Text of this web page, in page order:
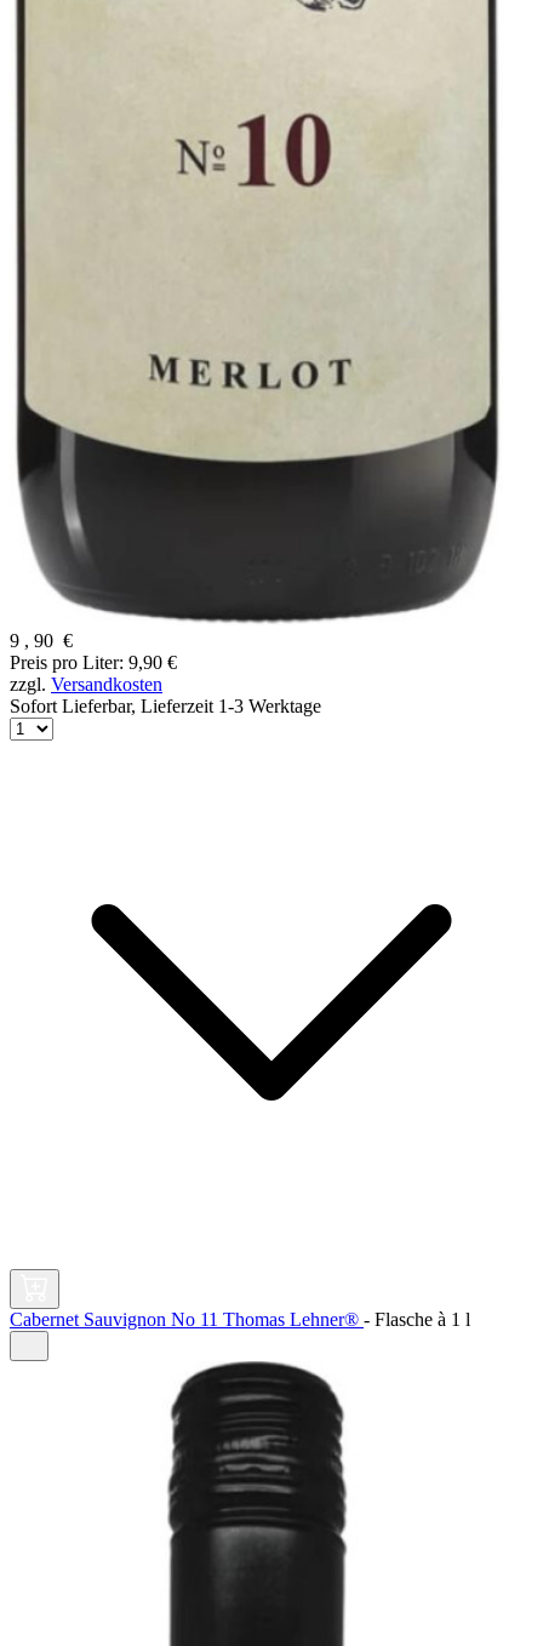
9 , 90 €
Preis pro Liter: 9,90 €
zzgl. Versandkosten
Sofort Lieferbar, Lieferzeit 1-3 Werktage
Cabernet Sauvignon No 11 Thomas Lehner® - Flasche à 1 l